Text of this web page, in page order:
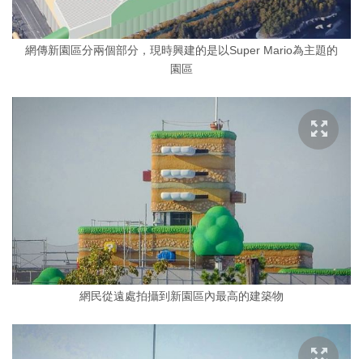
網傳新園區分兩個部分，現時興建的是以Super Mario為主題的
園區
網民從遠處拍攝到新園區內最高的建築物